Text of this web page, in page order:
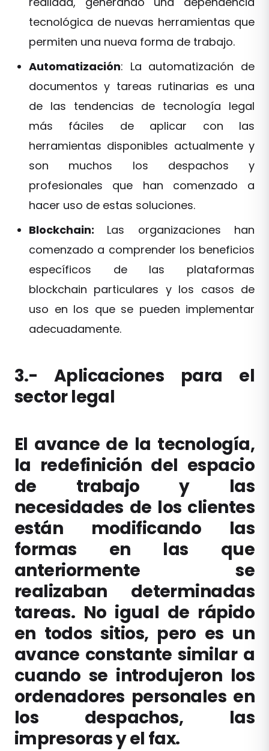
tecnológica de nuevas herramientas que
permiten una nueva forma de trabajo.
Automatización: La automatización de
documentos y tareas rutinarias es una
de las tendencias de tecnología legal
más fáciles de aplicar con las
herramientas disponibles actualmente y
son muchos los despachos y
profesionales que han comenzado a
hacer uso de estas soluciones.
Blockchain: Las organizaciones han
comenzado a comprender los beneficios
específicos de las plataformas
blockchain particulares y los casos de
uso en los que se pueden implementar
adecuadamente.
3.- Aplicaciones para el
sector legal
El avance de la tecnología,
la redefinición del espacio
de trabajo y las
necesidades de los clientes
están modificando las
formas en las que
anteriormente se
realizaban determinadas
tareas. No igual de rápido
en todos sitios, pero es un
avance constante similar a
cuando se introdujeron los
ordenadores personales en
los despachos, las
impresoras y el fax.